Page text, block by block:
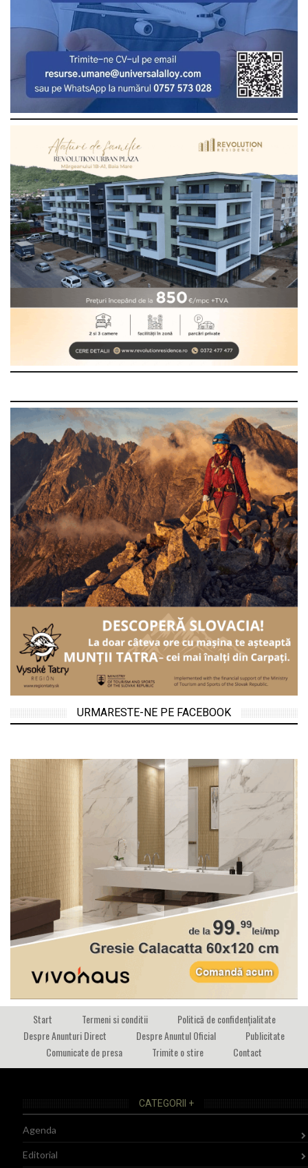
URMARESTE-NE PE FACEBOOK
Start Termeni si conditii
Politică de confidențialitate
Despre Anunturi Direct
Despre Anuntul Oficial
Publicitate
Comunicate de presa
Trimite o stire Contact
CATEGORII +
Agenda
Editorial